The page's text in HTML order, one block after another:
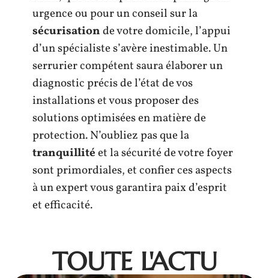
urgence ou pour un conseil sur la
sécurisationde votre domicile, l’appui
d’un spécialiste s’avère inestimable. Un
serrurier compétent saura élaborer un
diagnostic précis de l’état de vos
installations et vous proposer des
solutions optimisées en matière de
protection. N’oubliez pas que la
tranquillitéet la sécurité de votre foyer
sont primordiales, et confier ces aspects
à un expert vous garantira paix d’esprit
et efficacité.
TOUTE L'ACTU